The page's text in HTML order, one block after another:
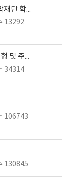
내(학부생)
13292
항 안내
34314
106743
130845